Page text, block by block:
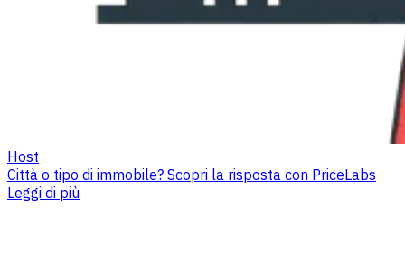
Host
Città o tipo di immobile? Scopri la risposta con PriceLabs
Leggi di più